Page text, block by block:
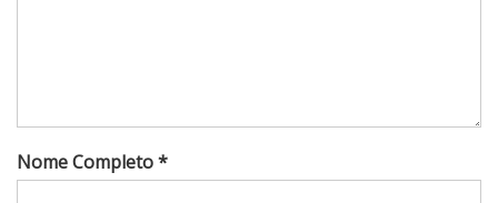
Nome Completo *